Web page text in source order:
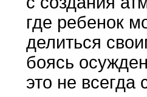
где ребенок
делиться
боясь
это не всегда